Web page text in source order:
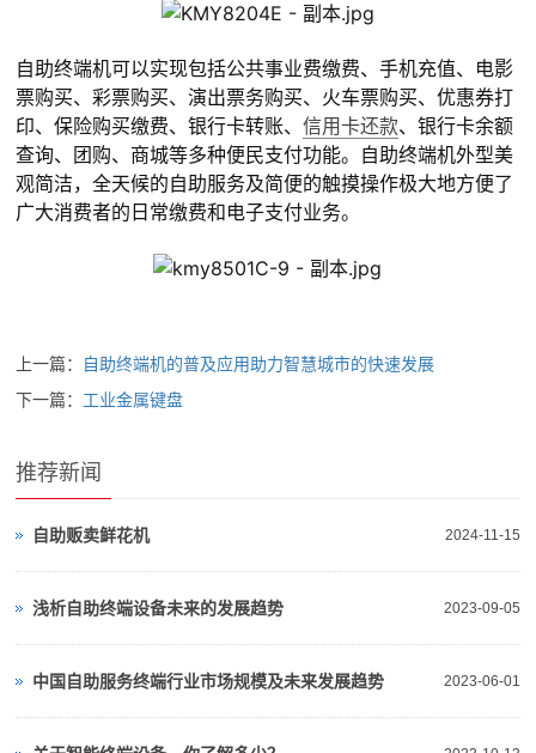
自助终端机可以实现包括公共事业费缴费、手机充值、电影
票购买、彩票购买、演出票务购买、火车票购买、优惠券打
印、保险购买缴费、银行卡转账、信用卡还款、银行卡余额
查询、团购、商城等多种便民支付功能。自助终端机外型美
观简洁，全天候的自助服务及简便的触摸操作极大地方便了
广大消费者的日常缴费和电子支付业务。
上一篇： 自助终端机的普及应用助力智慧城市的快速发展
下一篇： 工业金属键盘
推荐新闻
2024-11-15
自助贩卖鲜花机
2023-09-05
浅析自助终端设备未来的发展趋势
2023-06-01
中国自助服务终端行业市场规模及未来发展趋势